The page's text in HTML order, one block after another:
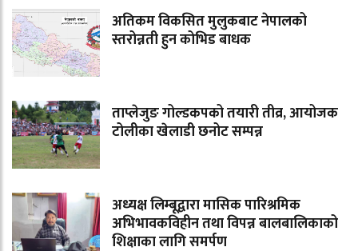
अतिकम विकसित मुलुकबाट नेपालको
स्तरोन्नती हुन कोभिड बाधक
ताप्लेजुङ गोल्डकपको तयारी तीव्र, आयोजक
टोलीका खेलाडी छनोट सम्पन्न
अध्यक्ष लिम्बूद्वारा मासिक पारिश्रमिक
अभिभावकविहीन तथा विपन्न बालबालिकाको
शिक्षाका लागि समर्पण